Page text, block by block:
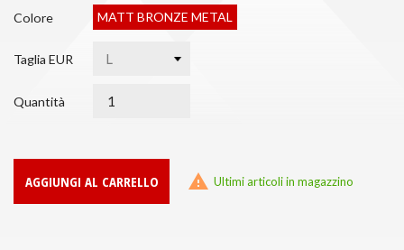
Colore MATT BRONZE METAL
Taglia EUR
Quantità
AGGIUNGI AL CARRELLO  Ultimi articoli in magazzino